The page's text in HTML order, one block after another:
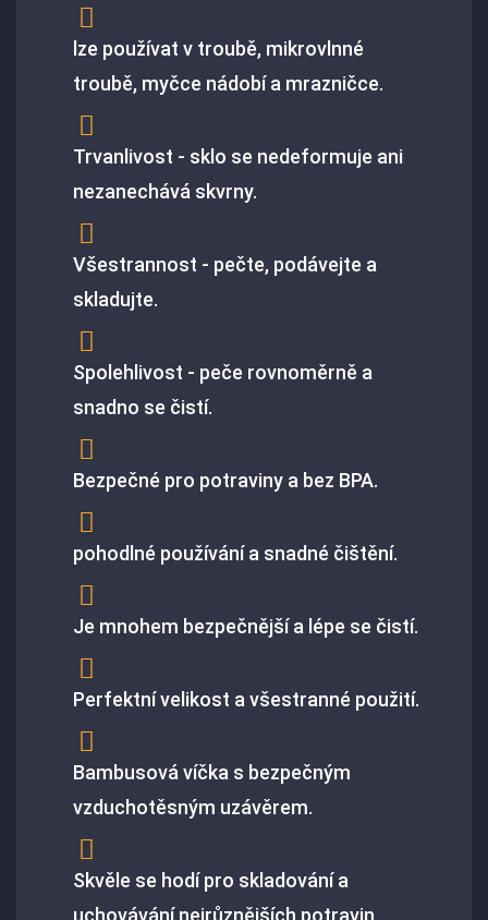
lze používat v troubě, mikrovlnné
troubě, myčce nádobí a mrazničce.
Trvanlivost - sklo se nedeformuje ani
nezanechává skvrny.
Všestrannost - pečte, podávejte a
skladujte.
Spolehlivost - peče rovnoměrně a
snadno se čistí.
Bezpečné pro potraviny a bez BPA.
pohodlné používání a snadné čištění.
Je mnohem bezpečnější a lépe se čistí.
Perfektní velikost a všestranné použití.
Bambusová víčka s bezpečným
vzduchotěsným uzávěrem.
Skvěle se hodí pro skladování a
uchovávání nejrůznějších potravin.